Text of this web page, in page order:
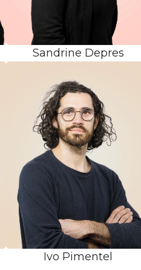
Sandrine Depres
Ivo Pimentel